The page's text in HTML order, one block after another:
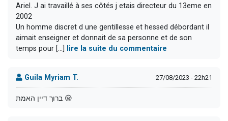
Ariel. J ai travaillé à ses côtés j etais directeur du 13eme en
2002
Un homme discret d une gentillesse et hessed débordant il
aimait enseigner et donnait de sa personne et de son
temps pour [...] lire la suite du commentaire
Guila Myriam T. 27/08/2023 - 22h21
ברוך דיין האמת 😪